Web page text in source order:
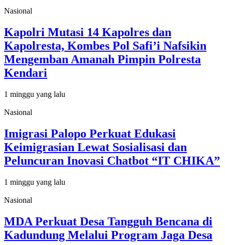
Nasional
Kapolri Mutasi 14 Kapolres dan
Kapolresta, Kombes Pol Safi’i Nafsikin
Mengemban Amanah Pimpin Polresta
Kendari
1 minggu yang lalu
Nasional
Imigrasi Palopo Perkuat Edukasi
Keimigrasian Lewat Sosialisasi dan
Peluncuran Inovasi Chatbot “IT CHIKA”
1 minggu yang lalu
Nasional
MDA Perkuat Desa Tangguh Bencana di
Kadundung Melalui Program Jaga Desa